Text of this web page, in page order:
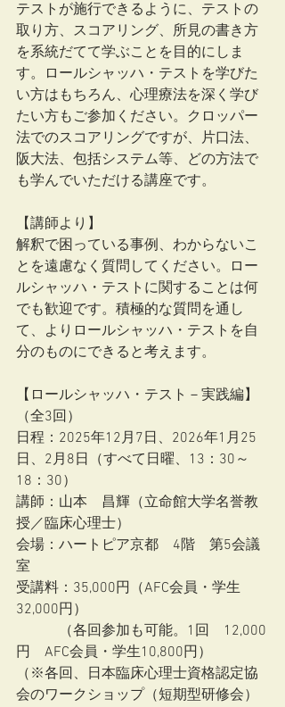
テストが施行できるように、テストの
取り方、スコアリング、所見の書き方
を系統だてて学ぶことを目的にしま
す。ロールシャッハ・テストを学びた
い方はもちろん、心理療法を深く学び
たい方もご参加ください。クロッパー
法でのスコアリングですが、片口法、
阪大法、包括システム等、どの方法で
も学んでいただける講座です。
【講師より】
解釈で困っている事例、わからないこ
とを遠慮なく質問してください。ロー
ルシャッハ・テストに関することは何
でも歓迎です。積極的な質問を通し
て、よりロールシャッハ・テストを自
分のものにできると考えます。
【ロールシャッハ・テスト－実践編】
（全3回）
日程：2025年12月7日、2026年1月25
日、2月8日（すべて日曜、13：30～
18：30）
講師：山本　昌輝（立命館大学名誉教
授／臨床心理士）
会場：ハートピア京都　4階　第5会議
室
受講料：35,000円（AFC会員・学生
32,000円）
（各回参加も可能。1回　12,000
円　AFC会員・学生10,800円）
（※各回、日本臨床心理士資格認定協
会のワークショップ（短期型研修会）